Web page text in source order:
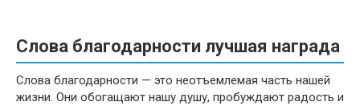
Слова благодарности лучшая награда
Слова благодарности — это неотъемлемая часть нашей
жизни. Они обогащают нашу душу, пробуждают радость и